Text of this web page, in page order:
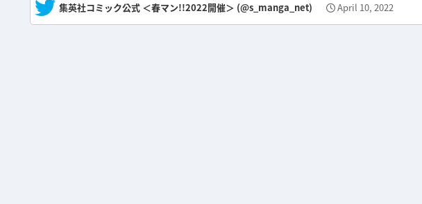
— 集英社コミック公式 ＜春マン!!2022開催＞ (@s_manga_net) April 10, 2022